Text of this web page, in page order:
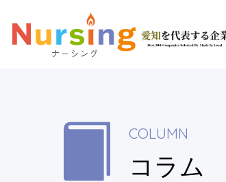
COLUMN
コラム